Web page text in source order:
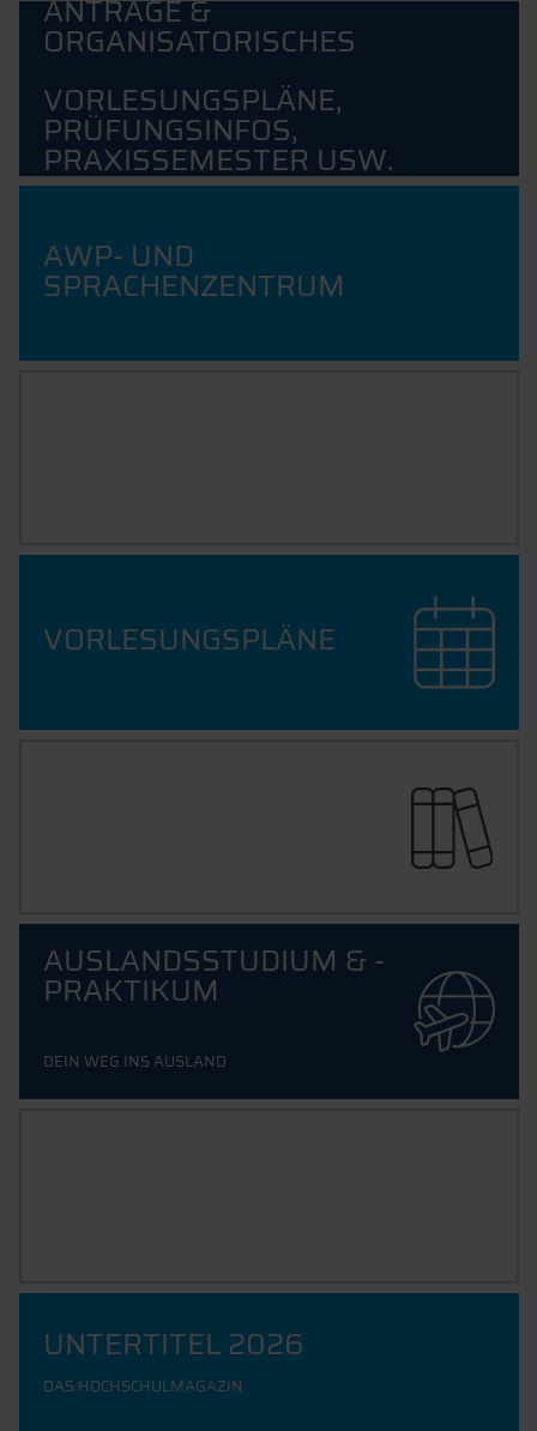
ANTRÄGE &
ORGANISATORISCHES
VORLESUNGSPLÄNE,
PRÜFUNGSINFOS,
PRAXISSEMESTER USW.
AWP- UND
SPRACHENZENTRUM
VORLESUNGSPLÄNE
AUSLANDSSTUDIUM & -
PRAKTIKUM
DEIN WEG INS AUSLAND
UNTERTITEL 2026
DAS HOCHSCHULMAGAZIN